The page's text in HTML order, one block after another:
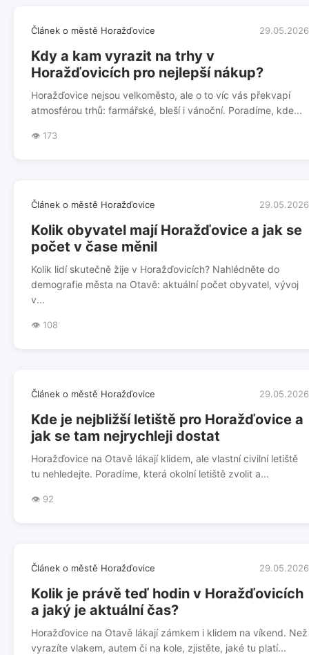
Článek o městě Horažďovice 29.05.2026
Kdy a kam vyrazit na trhy v
Horažďovicích pro nejlepší nákup?
Horažďovice nejsou velkoměsto, ale o to víc vás překvapí
atmosférou trhů: farmářské, bleší i vánoční. Poradíme, kde...
👁️ 173
Článek o městě Horažďovice 29.05.2026
Kolik obyvatel mají Horažďovice a jak se
počet v čase měnil
Kolik lidí skutečně žije v Horažďovicích? Nahlédněte do
demografie města na Otavě: aktuální počet obyvatel, vývoj
v...
👁️ 108
Článek o městě Horažďovice 29.05.2026
Kde je nejbližší letiště pro Horažďovice a
jak se tam nejrychleji dostat
Horažďovice na Otavě lákají klidem, ale vlastní civilní letiště
tu nehledejte. Poradíme, která okolní letiště zvolit a...
👁️ 92
Článek o městě Horažďovice 29.05.2026
Kolik je právě teď hodin v Horažďovicích
a jaký je aktuální čas?
Horažďovice na Otavě lákají zámkem i klidem na víkend. Než
vyrazíte vlakem, autem či na kole, zjistěte, jaké tu platí...